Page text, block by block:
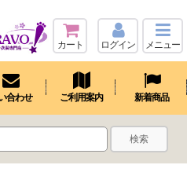
カート ログイン メニュー
合わせ ご利用案内 新着商品
検索